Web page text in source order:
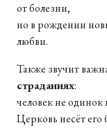
от болезни,
но в рождении
любви.
Также звучит
страданиях:
человек не одинок
Церковь несёт его